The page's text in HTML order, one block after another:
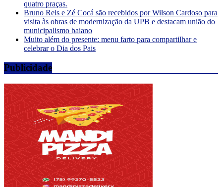
quatro praças.
Bruno Reis e Zé Cocá são recebidos por Wilson Cardoso para
visita às obras de modernização da UPB e destacam união do
municipalismo baiano
Muito além do presente: menu farto para compartilhar e
celebrar o Dia dos Pais
Publicidade